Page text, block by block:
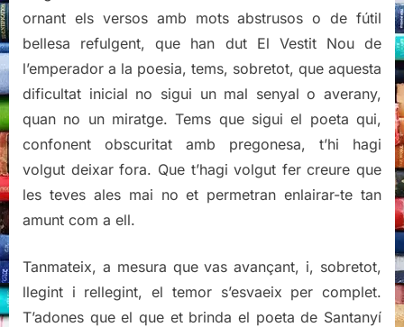
ornant els versos amb mots abstrusos o de fútil
bellesa refulgent, que han dut El Vestit Nou de
l’emperador a la poesia, tems, sobretot, que aquesta
dificultat inicial no sigui un mal senyal o averany,
quan no un miratge. Tems que sigui el poeta qui,
confonent obscuritat amb pregonesa, t’hi hagi
volgut deixar fora. Que t’hagi volgut fer creure que
les teves ales mai no et permetran enlairar-te tan
amunt com a ell.
Tanmateix, a mesura que vas avançant, i, sobretot,
llegint i rellegint, el temor s’esvaeix per complet.
T’adones que el que et brinda el poeta de Santanyí